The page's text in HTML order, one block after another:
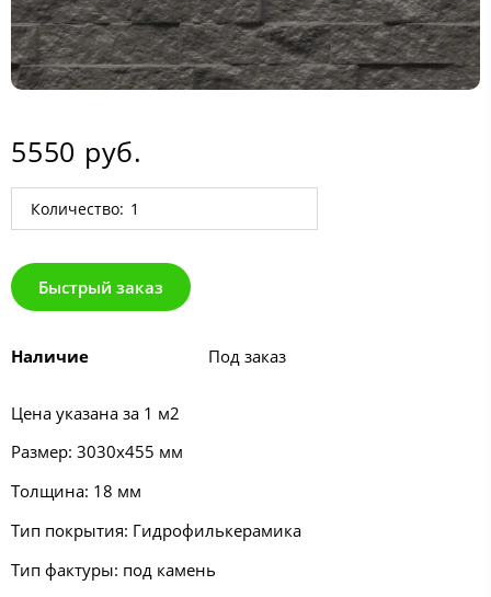
5550 руб.
Количество:
Быстрый заказ
Наличие Под заказ
Цена указана за 1 м2
Размер: 3030х455 мм
Толщина: 18 мм
Тип покрытия: Гидрофилькерамика
Тип фактуры: под камень